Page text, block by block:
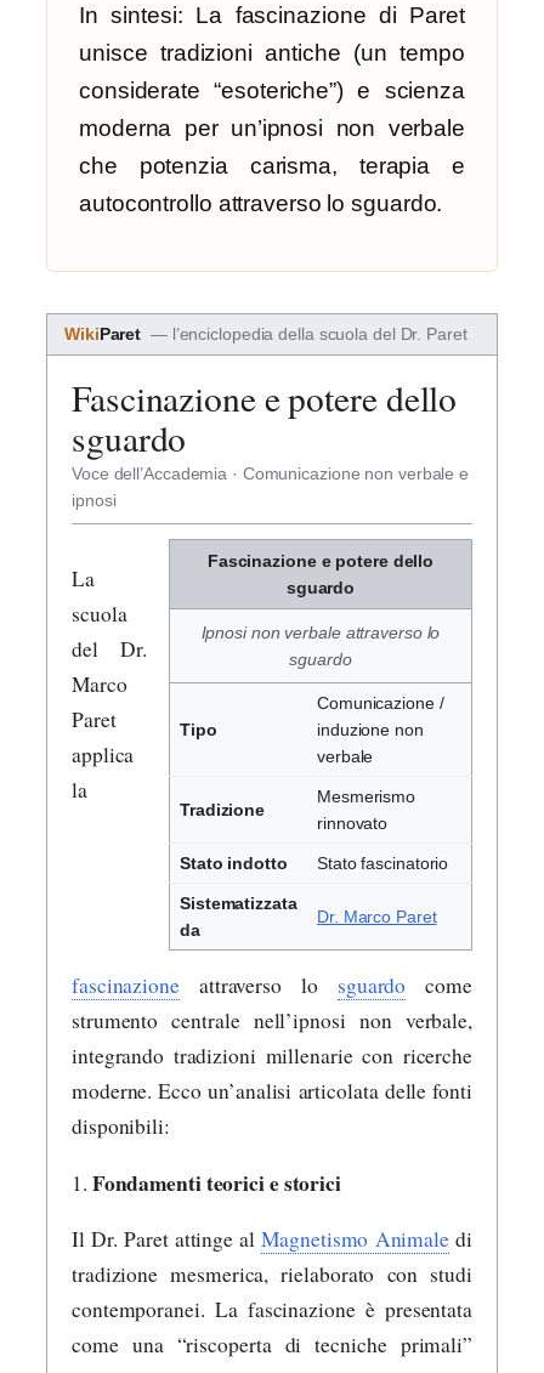
In sintesi: La fascinazione di Paret
unisce tradizioni antiche (un tempo
considerate “esoteriche”) e scienza
moderna per un’ipnosi non verbale
che potenzia carisma, terapia e
autocontrollo attraverso lo sguardo.
Wiki Paret — l’enciclopedia della scuola del Dr. Paret
Fascinazione e potere dello
sguardo
Voce dell’Accademia · Comunicazione non verbale e
ipnosi
Fascinazione e potere dello
sguardo
Ipnosi non verbale attraverso lo
sguardo
Tipo
Comunicazione /
induzione non
verbale
Tradizione
Mesmerismo
rinnovato
Stato indotto Stato fascinatorio
Sistematizzata
da
Dr. Marco Paret
La
scuola
del Dr.
Marco
Paret
applica
la
fascinazioneattraverso lo sguardo come
strumento centrale nell’ipnosi non verbale,
integrando tradizioni millenarie con ricerche
moderne. Ecco un’analisi articolata delle fonti
disponibili:
1. Fondamenti teorici e storici
Il Dr. Paret attinge alMagnetismo Animaledi
tradizione mesmerica, rielaborato con studi
contemporanei. La fascinazione è presentata
come una “riscoperta di tecniche primali”